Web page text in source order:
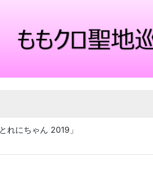
れにちゃん 2019」